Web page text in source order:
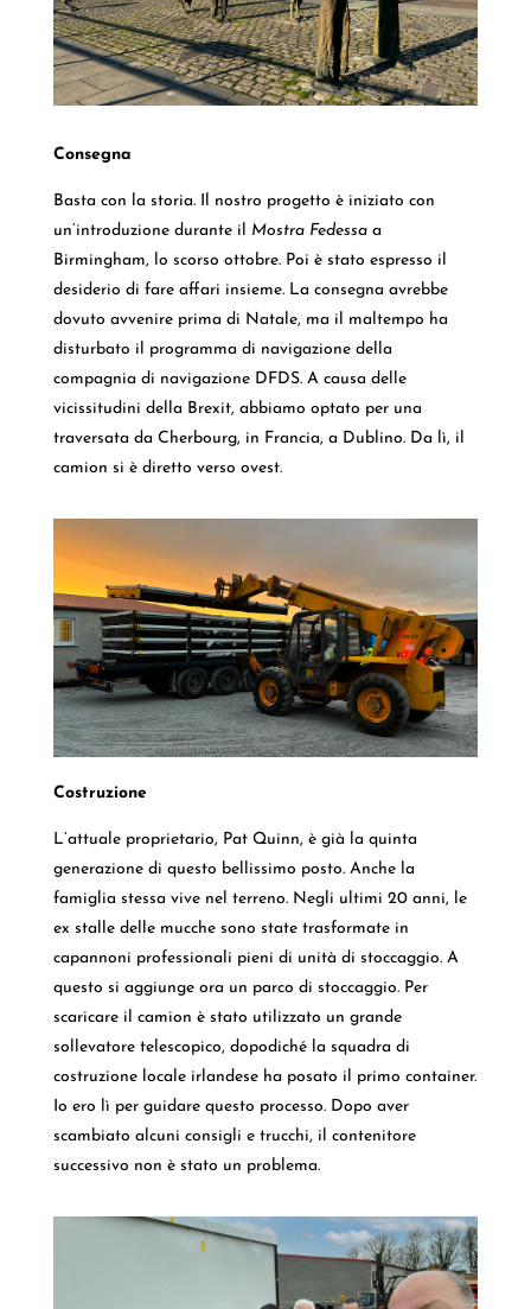
Consegna
Basta con la storia. Il nostro progetto è iniziato con
un’introduzione durante il Mostra Fedessaa
Birmingham, lo scorso ottobre. Poi è stato espresso il
desiderio di fare affari insieme. La consegna avrebbe
dovuto avvenire prima di Natale, ma il maltempo ha
disturbato il programma di navigazione della
compagnia di navigazione DFDS. A causa delle
vicissitudini della Brexit, abbiamo optato per una
traversata da Cherbourg, in Francia, a Dublino. Da lì, il
camion si è diretto verso ovest.
Costruzione
L’attuale proprietario, Pat Quinn, è già la quinta
generazione di questo bellissimo posto. Anche la
famiglia stessa vive nel terreno. Negli ultimi 20 anni, le
ex stalle delle mucche sono state trasformate in
capannoni professionali pieni di unità di stoccaggio. A
questo si aggiunge ora un parco di stoccaggio. Per
scaricare il camion è stato utilizzato un grande
sollevatore telescopico, dopodiché la squadra di
costruzione locale irlandese ha posato il primo container.
Io ero lì per guidare questo processo. Dopo aver
scambiato alcuni consigli e trucchi, il contenitore
successivo non è stato un problema.